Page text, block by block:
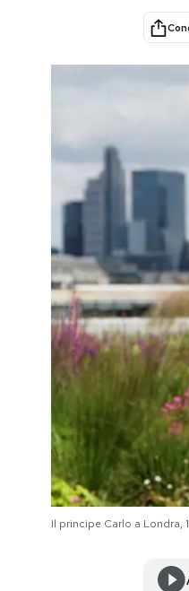
Altrecose
Mondiali calcio
Il principe Carlo a Londra,